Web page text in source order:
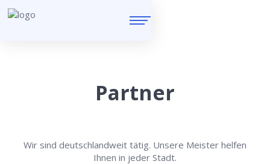
Partner
Wir sind deutschlandweit tätig. Unsere Meister helfen
Ihnen in jeder Stadt.